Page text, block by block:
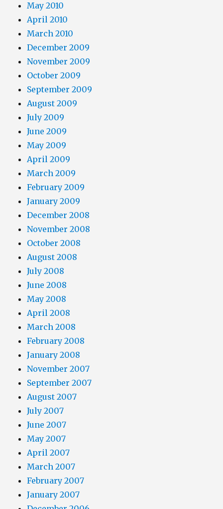
May 2010
April 2010
March 2010
December 2009
November 2009
October 2009
September 2009
August 2009
July 2009
June 2009
May 2009
April 2009
March 2009
February 2009
January 2009
December 2008
November 2008
October 2008
August 2008
July 2008
June 2008
May 2008
April 2008
March 2008
February 2008
January 2008
November 2007
September 2007
August 2007
July 2007
June 2007
May 2007
April 2007
March 2007
February 2007
January 2007